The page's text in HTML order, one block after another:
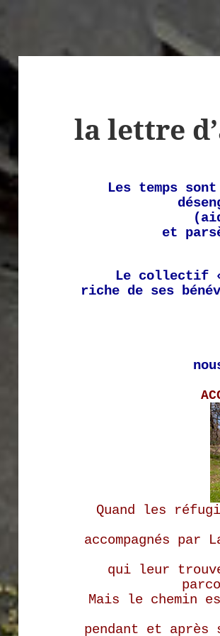
la lettre
Les temps
et
Le collectif «
riche de ses
Quand les
accompagnés par
qui leur
Mais le chemin
pendant et après